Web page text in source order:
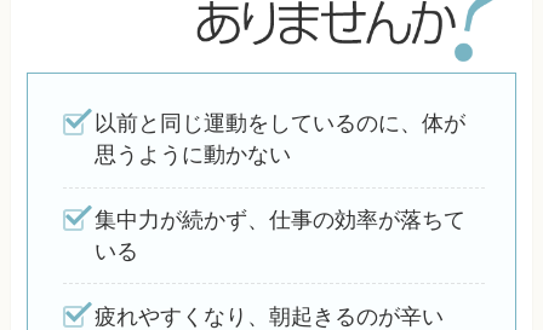
以前と同じ運動をしているのに、体が
思うように動かない
集中力が続かず、仕事の効率が落ちて
いる
疲れやすくなり、朝起きるのが辛い